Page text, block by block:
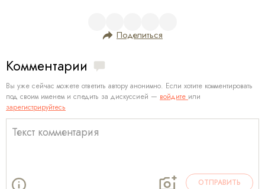
Поделиться
Комментарии
Вы уже сейчас можете ответить автору анонимно. Если хотите комментировать
под своим именем и следить за дискуссией — войдите или
зарегистрируйтесь
ОТПРАВИТЬ